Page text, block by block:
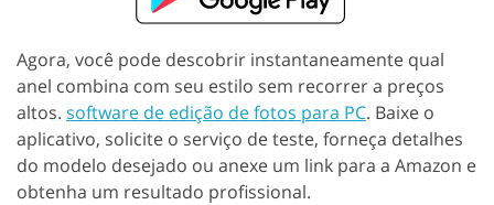
Agora, você pode descobrir instantaneamente qual
anel combina com seu estilo sem recorrer a preços
altos. software de edição de fotos para PC. Baixe o
aplicativo, solicite o serviço de teste, forneça detalhes
do modelo desejado ou anexe um link para a Amazon e
obtenha um resultado profissional.